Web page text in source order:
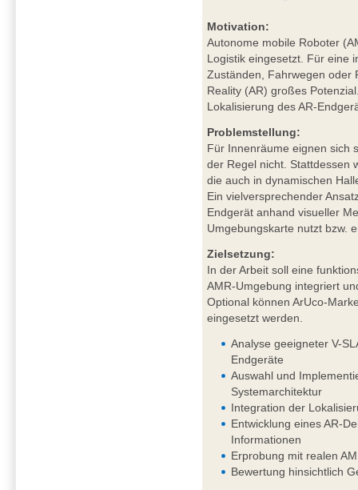
Motivation:
Autonome mobile Roboter
Logistik eingesetzt. Für eine
Zuständen, Fahrwegen oder
Reality (AR) großes
Lokalisierung des AR-
Problemstellung:
Für Innenräume eignen sich
der Regel nicht. Stattdessen
die auch in dynamischen
Ein vielversprechender
Endgerät anhand visueller
Umgebungskarte nutzt bzw.
Zielsetzung:
In der Arbeit soll eine
AMR-Umgebung integriert
Optional können ArUco-
eingesetzt werden.
Analyse geeigneter V-
Endgeräte
Auswahl und
Systemarchitektur
Integration der
Entwicklung eines AR-
Informationen
Erprobung mit realen
Bewertung hinsichtlich